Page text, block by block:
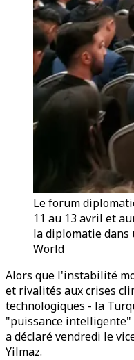
Le forum
11 au 13 avril et
la diplomatie dans
World
Alors que l'instabilité
et rivalités aux crises
technologiques - la
"puissance intelligente"
a déclaré vendredi le
Yilmaz.